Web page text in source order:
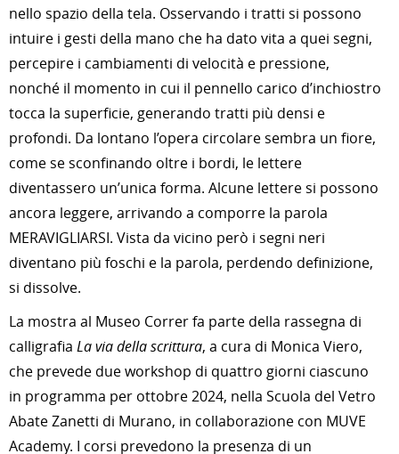
nello spazio della tela. Osservando i tratti si possono
intuire i gesti della mano che ha dato vita a quei segni,
percepire i cambiamenti di velocità e pressione,
nonché il momento in cui il pennello carico d’inchiostro
tocca la superficie, generando tratti più densi e
profondi. Da lontano l’opera circolare sembra un fiore,
come se sconfinando oltre i bordi, le lettere
diventassero un’unica forma. Alcune lettere si possono
ancora leggere, arrivando a comporre la parola
MERAVIGLIARSI. Vista da vicino però i segni neri
diventano più foschi e la parola, perdendo definizione,
si dissolve.
La mostra al Museo Correr fa parte della rassegna di
calligrafia La via della scrittura, a cura di Monica Viero,
che prevede due workshop di quattro giorni ciascuno
in programma per ottobre 2024, nella Scuola del Vetro
Abate Zanetti di Murano, in collaborazione con MUVE
Academy. I corsi prevedono la presenza di un